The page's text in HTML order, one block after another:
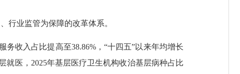
业监管为保障的改革体系。
收入占比提高至38.86%，“十四五”以来年均增长
就医，2025年基层医疗卫生机构收治基层病种占比